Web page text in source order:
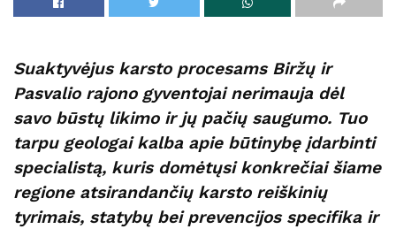
Suaktyvėjus karsto procesams Biržų ir
Pasvalio rajono gyventojai nerimauja dėl
savo būstų likimo ir jų pačių saugumo. Tuo
tarpu geologai kalba apie būtinybę įdarbinti
specialistą, kuris domėtųsi konkrečiai šiame
regione atsirandančių karsto reiškinių
tyrimais, statybų bei prevencijos specifika ir